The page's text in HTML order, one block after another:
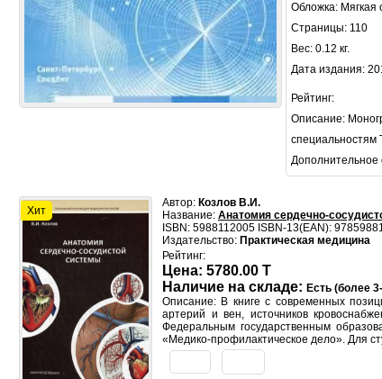
Обложка: Мягкая
Страницы: 110
Вес: 0.12 кг.
Дата издания:
Рейтинг:
Описание:
специальностям
Дополнительное
Хит
Автор: Козлов В.И.
Название: Анатомия сердечно-
ISBN: 5988112005 ISBN-13(EAN):
Издательство: Практическая медицина
Рейтинг:
Цена: 5780.00 T
Наличие на складе: Есть (более
Описание: В книге с современных
артерий и вен, источников
Федеральным государственным
«Медико-профилактическое дело». Для